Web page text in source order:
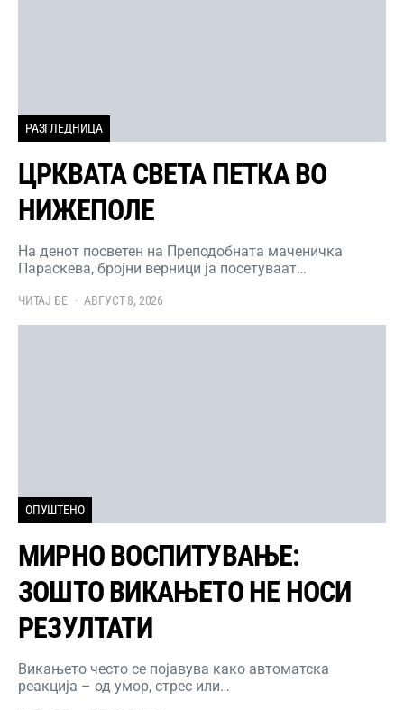
РАЗГЛЕДНИЦА
ЦРКВАТА СВЕТА ПЕТКА ВО
НИЖЕПОЛЕ
На денот посветен на Преподобната маченичка
Параскева, бројни верници ја посетуваат…
ЧИТАЈ БЕ АВГУСТ 8, 2026
ОПУШТЕНО
МИРНО ВОСПИТУВАЊЕ:
ЗОШТО ВИКАЊЕТО НЕ НОСИ
РЕЗУЛТАТИ
Викањето често се појавува како автоматска
реакција – од умор, стрес или…